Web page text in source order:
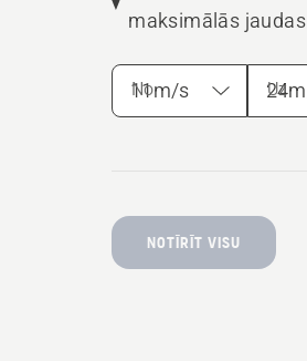
maksimālās jaudas
No Uz
NOTĪRĪT VISU